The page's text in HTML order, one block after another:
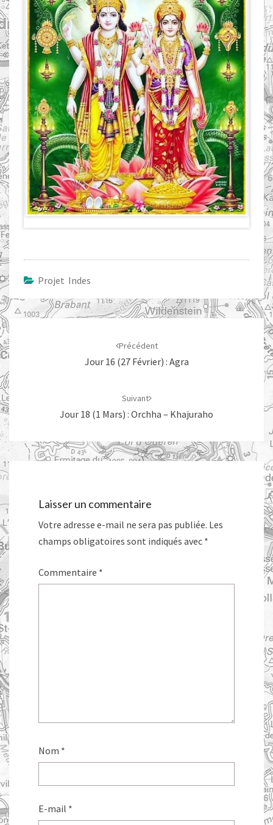
Projet Indes
Navigation
d'article
Précédent
Jour 16 (27 Février) : Agra
Suivant
Jour 18 (1 Mars) : Orchha – Khajuraho
Laisser un commentaire
Votre adresse e-mail ne sera pas publiée. Les
champs obligatoires sont indiqués avec *
Commentaire *
Nom *
E-mail *